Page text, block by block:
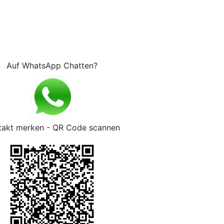
Auf WhatsApp Chatten?
merken - QR Code scannen